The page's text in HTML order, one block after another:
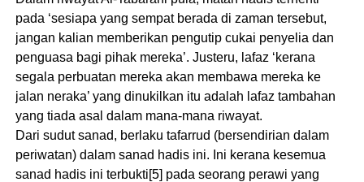
pada ‘sesiapa yang sempat berada di zaman tersebut,
jangan kalian memberikan pengutip cukai penyelia dan
penguasa bagi pihak mereka’. Justeru, lafaz ‘kerana
segala perbuatan mereka akan membawa mereka ke
jalan neraka’ yang dinukilkan itu adalah lafaz tambahan
yang tiada asal dalam mana-mana riwayat.
Dari sudut sanad, berlaku tafarrud (bersendirian dalam
periwatan) dalam sanad hadis ini. Ini kerana kesemua
sanad hadis ini terbukti[5] pada seorang perawi yang